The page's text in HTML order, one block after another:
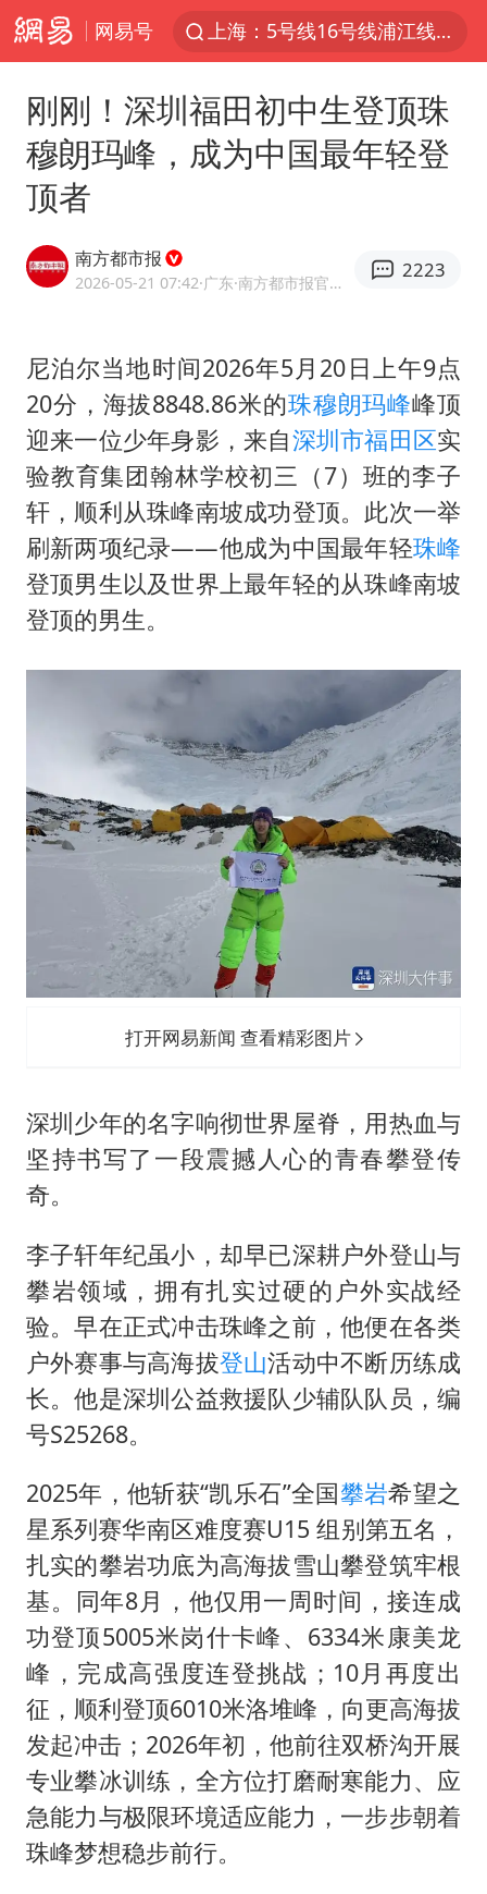
网易号
白海豚预计将在浙江苍南到三门一带登陆
国足U17与阿森纳决赛取消 并列冠军
王艺迪2-4不敌张本美和止步4强
王艺迪无缘横滨赛决赛
上海大部迎大暴雨
《龙餐馆》 冲奖
蒯曼挺进WTT横滨冠军赛女单四强
以军士兵把枪口对准中国记者
笔试第一被劝弃考涉事副校长被撤职
白海豚5次眼壁置换
刚刚！深圳福田初中生登顶珠
穆朗玛峰，成为中国最年轻登
顶者
南方都市报
2026-05-21 07:42·广东 ·南方都市报官方网易号
2223
尼泊尔当地时间2026年5月20日上午9点
20分，海拔8848.86米的珠穆朗玛峰峰顶
迎来一位少年身影，来自深圳市福田区实
验教育集团翰林学校初三（7）班的李子
轩，顺利从珠峰南坡成功登顶。此次一举
刷新两项纪录——他成为中国最年轻珠峰
登顶男生以及世界上最年轻的从珠峰南坡
登顶的男生。
打开网易新闻 查看精彩图片
深圳少年的名字响彻世界屋脊，用热血与
坚持书写了一段震撼人心的青春攀登传
奇。
李子轩年纪虽小，却早已深耕户外登山与
攀岩领域，拥有扎实过硬的户外实战经
验。早在正式冲击珠峰之前，他便在各类
户外赛事与高海拔登山活动中不断历练成
长。他是深圳公益救援队少辅队队员，编
号S25268。
2025年，他斩获“凯乐石”全国攀岩希望之
星系列赛华南区难度赛U15 组别第五名，
扎实的攀岩功底为高海拔雪山攀登筑牢根
基。同年8月，他仅用一周时间，接连成
功登顶5005米岗什卡峰、6334米康美龙
峰，完成高强度连登挑战；10月再度出
征，顺利登顶6010米洛堆峰，向更高海拔
发起冲击；2026年初，他前往双桥沟开展
专业攀冰训练，全方位打磨耐寒能力、应
急能力与极限环境适应能力，一步步朝着
珠峰梦想稳步前行。